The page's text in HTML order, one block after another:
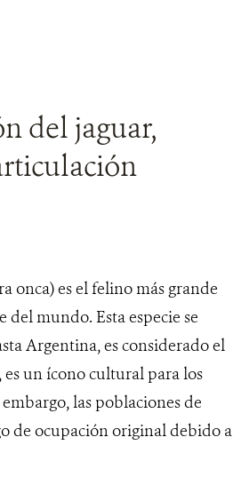
del jaguar,
onca) es el felino más grande
del mundo. Esta especie se
Argentina, es considerado el
es un ícono cultural para los
las poblaciones de
de ocupación original debido a